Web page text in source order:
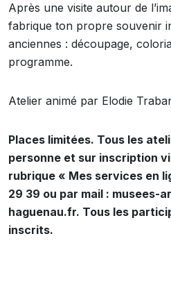
Après une visite autour de
fabrique ton propre souvenir
anciennes : découpage,
programme.
Atelier animé par Elodie
Places limitées. Tous les
personne et sur inscription
rubrique « Mes services en
29 39 ou par mail : musees-
haguenau.fr. Tous les
inscrits.